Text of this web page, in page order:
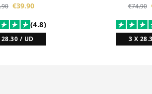
€39.90
(4.8)
28.30 / UD
€74.90
3 X